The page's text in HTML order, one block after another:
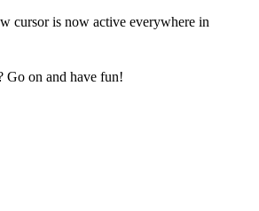
cursor is now active everywhere in
Go on and have fun!